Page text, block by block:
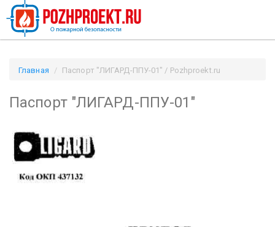
Главная Паспорт "ЛИГАРД-ППУ-01" / Pozhproekt.ru
Паспорт "ЛИГАРД-ППУ-01"